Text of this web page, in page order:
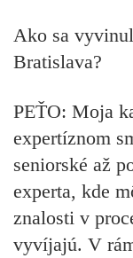
Ako sa
Bratislava?
PEŤO: Moja
expertíznom
seniorské až
experta, kde
znalosti v
vyvíjajú. V